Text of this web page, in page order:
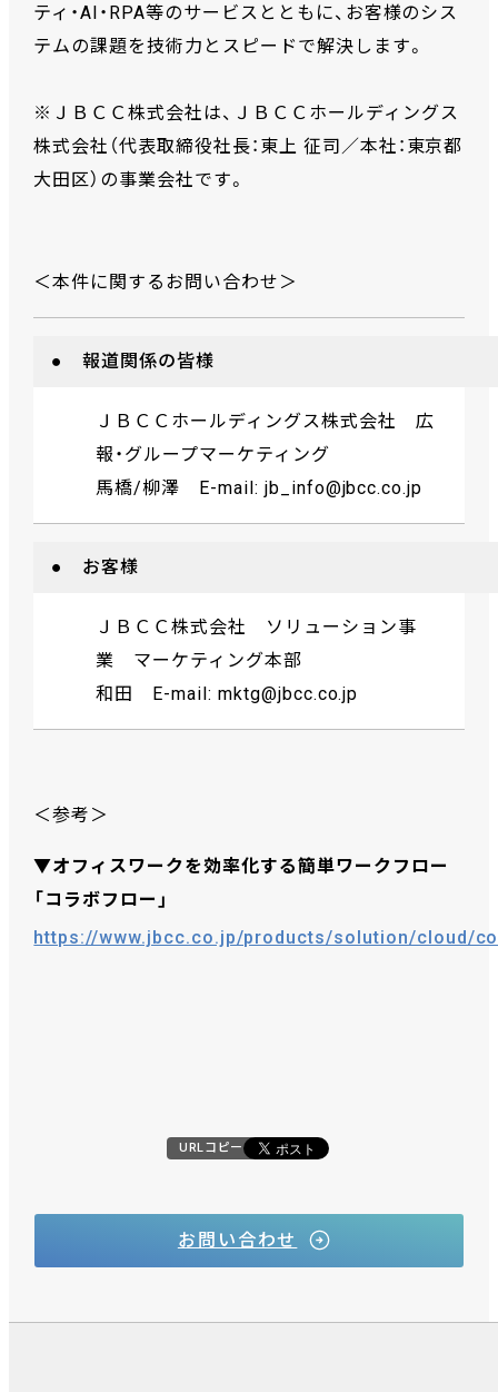
ティ・AI・RPA等のサービスとともに、お客様のシス
テムの課題を技術力とスピードで解決します。
※ＪＢＣＣ株式会社は、ＪＢＣＣホールディングス
株式会社（代表取締役社長：東上 征司／本社：東京都
大田区）の事業会社です。
＜本件に関するお問い合わせ＞
● 報道関係の皆様
ＪＢＣＣホールディングス株式会社 広
報・グループマーケティング
馬橋/柳澤 E-mail: jb_info@jbcc.co.jp
● お客様
ＪＢＣＣ株式会社 ソリューション事
業 マーケティング本部
和田 E-mail: mktg@jbcc.co.jp
＜参考＞
▼オフィスワークを効率化する簡単ワークフロー
「コラボフロー」
https://www.jbcc.co.jp/products/solution/cloud/
URLコピー
お問い合わせ